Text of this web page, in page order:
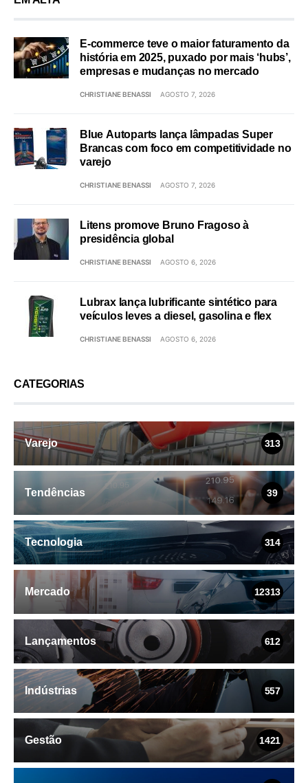
E-commerce teve o maior faturamento da
história em 2025, puxado por mais ‘hubs’,
empresas e mudanças no mercado
CHRISTIANE BENASSI AGOSTO 7, 2026
Blue Autoparts lança lâmpadas Super
Brancas com foco em competitividade no
varejo
CHRISTIANE BENASSI AGOSTO 7, 2026
Litens promove Bruno Fragoso à
presidência global
CHRISTIANE BENASSI AGOSTO 6, 2026
Lubrax lança lubrificante sintético para
veículos leves a diesel, gasolina e flex
CHRISTIANE BENASSI AGOSTO 6, 2026
CATEGORIAS
Varejo 313
Tendências 39
Tecnologia 314
Mercado 12313
Lançamentos 612
Indústrias 557
Gestão 1421